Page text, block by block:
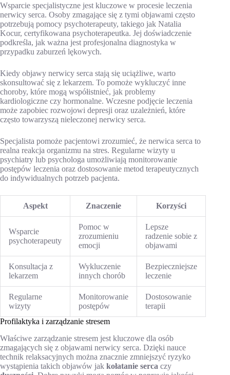
Wsparcie specjalistyczne jest kluczowe w procesie leczenia
nerwicy serca. Osoby zmagające się z tymi objawami często
potrzebują pomocy psychoterapeuty, takiego jak Natalia
Kocur, certyfikowana psychoterapeutka. Jej doświadczenie
podkreśla, jak ważna jest profesjonalna diagnostyka w
przypadku zaburzeń lękowych.
Kiedy objawy nerwicy serca stają się uciążliwe, warto
skonsultować się z lekarzem. To pomoże wykluczyć inne
choroby, które mogą współistnieć, jak problemy
kardiologiczne czy hormonalne. Wczesne podjęcie leczenia
może zapobiec rozwojowi depresji oraz uzależnień, które
często towarzyszą nieleczonej nerwicy serca.
Specjalista pomoże pacjentowi zrozumieć, że nerwica serca to
realna reakcja organizmu na stres. Regularne wizyty u
psychiatry lub psychologa umożliwiają monitorowanie
postępów leczenia oraz dostosowanie metod terapeutycznych
do indywidualnych potrzeb pacjenta.
Aspekt Znaczenie Korzyści
Wsparcie
psychoterapeuty
Pomoc w
zrozumieniu
emocji
Lepsze
radzenie sobie z
objawami
Konsultacja z
lekarzem
Wykluczenie
innych chorób
Bezpieczniejsze
leczenie
Regularne
wizyty
Monitorowanie
postępów
Dostosowanie
terapii
Profilaktyka i zarządzanie stresem
Właściwe zarządzanie stresem jest kluczowe dla osób
zmagających się z objawami nerwicy serca. Dzięki nauce
technik relaksacyjnych można znacznie zmniejszyć ryzyko
wystąpienia takich objawów jak kołatanie serca czy